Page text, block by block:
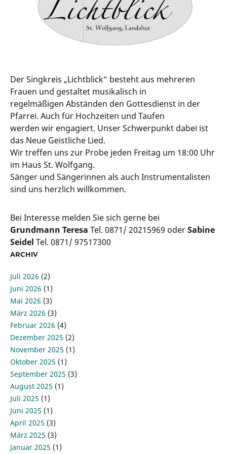
Der Singkreis „Lichtblick“ besteht aus mehreren
Frauen und gestaltet musikalisch in
regelmäßigen Abständen den Gottesdienst in der
Pfarrei. Auch für Hochzeiten und Taufen
werden wir engagiert. Unser Schwerpunkt dabei ist
das Neue Geistliche Lied.
Wir treffen uns zur Probe jeden Freitag um 18:00 Uhr
im Haus St. Wolfgang.
Sänger und Sängerinnen als auch Instrumentalisten
sind uns herzlich willkommen.
Bei Interesse melden Sie sich gerne bei
Grundmann Teresa Tel. 0871/ 20215969 oderSabine
Seidel Tel. 0871/ 97517300
ARCHIV
Juli 2026 (2)
Juni 2026 (1)
Mai 2026 (3)
März 2026 (3)
Februar 2026 (4)
Dezember 2025 (2)
November 2025 (1)
Oktober 2025 (1)
September 2025 (3)
August 2025 (1)
Juli 2025 (1)
Juni 2025 (1)
April 2025 (3)
März 2025 (3)
Januar 2025 (1)